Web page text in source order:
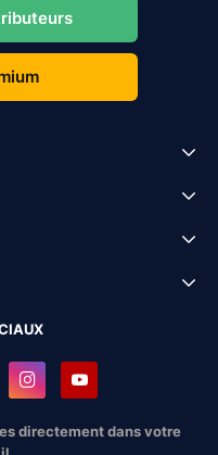
directement dans votre